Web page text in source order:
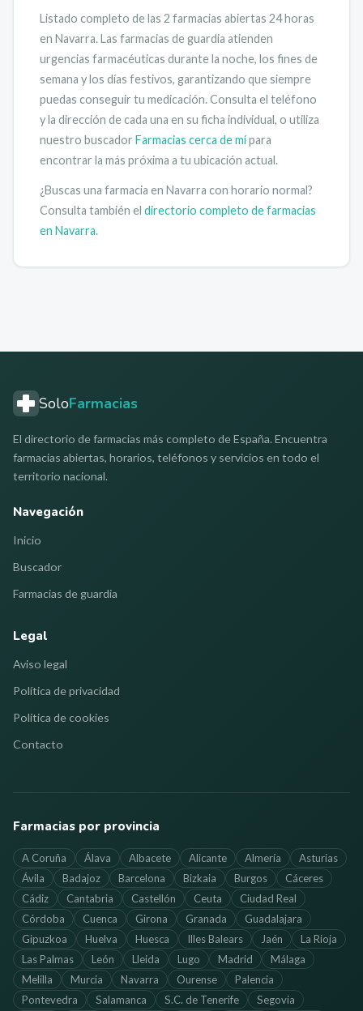
Listado completo de las 2 farmacias abiertas 24 horas
en Navarra. Las farmacias de guardia atienden
urgencias farmacéuticas durante la noche, los fines de
semana y los días festivos, garantizando que siempre
puedas conseguir tu medicación.Consulta el teléfono
y la dirección de cada una en su ficha individual, o utiliza
nuestro buscador Farmacias cerca de mípara
encontrar la más próxima a tu ubicación actual.
¿Buscas una farmacia en Navarra con horario normal?
Consulta también el directorio completo de farmacias
en Navarra.
SoloFarmacias
El directorio de farmacias más completo de España. Encuentra
farmacias abiertas, horarios, teléfonos y servicios en todo el
territorio nacional.
Navegación
Inicio
Buscador
Farmacias de guardia
Legal
Aviso legal
Política de privacidad
Política de cookies
Contacto
Farmacias por provincia
A Coruña Álava Albacete Alicante Almería
Asturias
Ávila
Badajoz Barcelona Bizkaia Burgos
Cáceres
Cádiz
Cantabria Castellón Ceuta
Ciudad Real
Córdoba
Cuenca Girona Granada
Guadalajara
Gipuzkoa
Huelva Huesca Illes Balears Jaén
La Rioja
Las Palmas
León Lleida Lugo Madrid
Málaga
Melilla
Murcia Navarra Ourense
Palencia
Pontevedra
Salamanca S.C. de Tenerife Segovia